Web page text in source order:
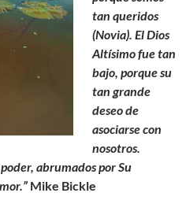
tan queridos
(Novia). El Dios
Altísimo fue tan
bajo, porque su
tan grande
deseo de
asociarse con
nosotros.
abrumados por Su
Mike Bickle